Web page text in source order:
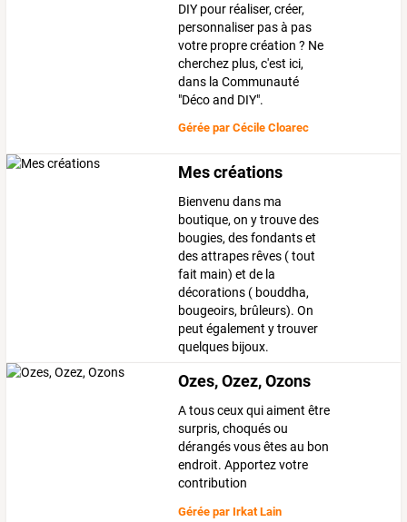
DIY pour réaliser, créer,
personnaliser pas à pas
votre propre création ? Ne
cherchez plus, c'est ici,
dans la Communauté
"Déco and DIY".
Gérée parCécile Cloarec
Mes créations
Bienvenu dans ma
boutique, on y trouve des
bougies, des fondants et
des attrapes rêves ( tout
fait main) et de la
décorations ( bouddha,
bougeoirs, brûleurs). On
peut également y trouver
quelques bijoux.
Ozes, Ozez, Ozons
A tous ceux qui aiment être
surpris, choqués ou
dérangés vous êtes au bon
endroit. Apportez votre
contribution
Gérée par Irkat Lain